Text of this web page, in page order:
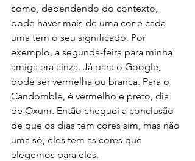
como, dependendo do contexto,
pode haver mais de uma cor e cada
uma tem o seu significado. Por
exemplo, a segunda-feira para minha
amiga era cinza. Já para o Google,
pode ser vermelha ou branca. Para o
Candomblé, é vermelho e preto, dia
de Oxum. Então cheguei a conclusão
de que os dias tem cores sim, mas não
uma só, eles tem as cores que
elegemos para eles.